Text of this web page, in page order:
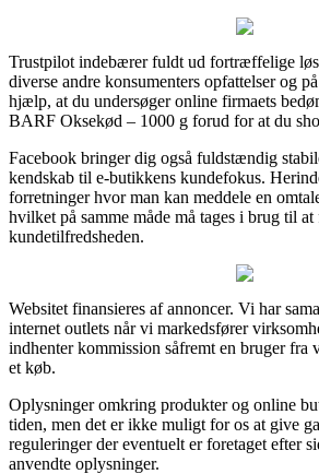
Trustpilot indebærer fuldt ud fortræffelige
diverse andre konsumenters opfattelser og
hjælp, at du undersøger online firmaets
BARF Oksekød – 1000 g forud for at du
Facebook bringer dig også fuldstændig
kendskab til e-butikkens kundefokus.
forretninger hvor man kan meddele en
hvilket på samme måde må tages i brug til
kundetilfredsheden.
Websitet finansieres af annoncer. Vi har
internet outlets når vi markedsfører
indhenter kommission såfremt en bruger fra
et køb.
Oplysninger omkring produkter og online
tiden, men det er ikke muligt for os at give
reguleringer der eventuelt er foretaget efter
anvendte oplysninger.